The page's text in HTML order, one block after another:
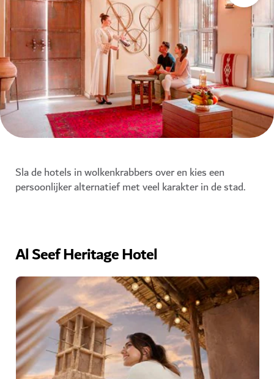
Sla de hotels in wolkenkrabbers over en kies een
persoonlijker alternatief met veel karakter in de stad.
Al Seef Heritage Hotel